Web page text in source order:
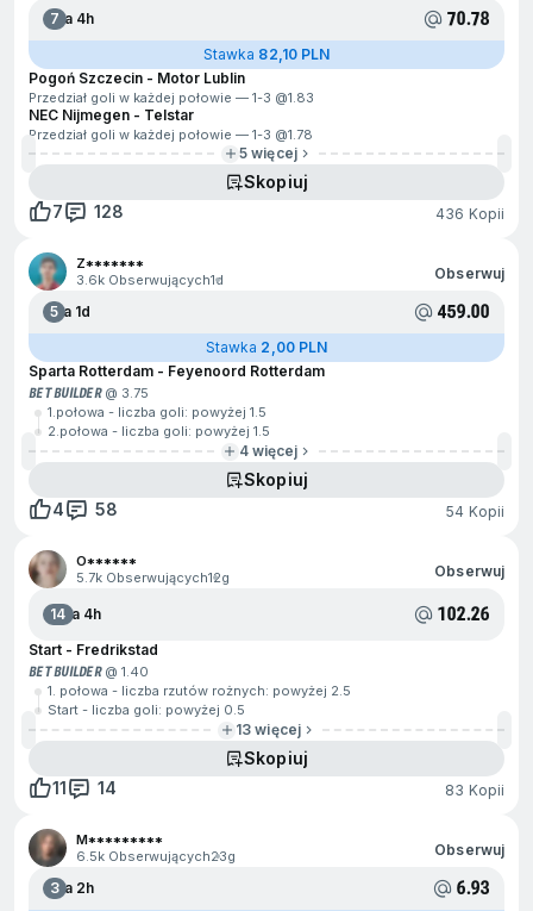
7Za 4h 70.78
Stawka 82,10 PLN
Pogoń Szczecin - Motor Lublin
Przedział goli w każdej połowie — 1-3 @1.83
NEC Nijmegen - Telstar
Przedział goli w każdej połowie — 1-3 @1.78
5 więcej
Skopiuj
7
128 436 Kopii
Z*******
3.6k Obserwujących1d Obserwuj
5Za 1d 459.00
Stawka 2,00 PLN
Sparta Rotterdam - Feyenoord Rotterdam
BET BUILDER@ 3.75
1.połowa - liczba goli: powyżej 1.5
2.połowa - liczba goli: powyżej 1.5
4 więcej
Skopiuj
4
58 54 Kopii
O******
5.7k Obserwujących12g Obserwuj
14Za 4h 102.26
Start - Fredrikstad
BET BUILDER@ 1.40
1. połowa - liczba rzutów rożnych: powyżej 2.5
Start - liczba goli: powyżej 0.5
13 więcej
Skopiuj
11
14 83 Kopii
M*********
6.5k Obserwujących23g Obserwuj
3Za 2h 6.93